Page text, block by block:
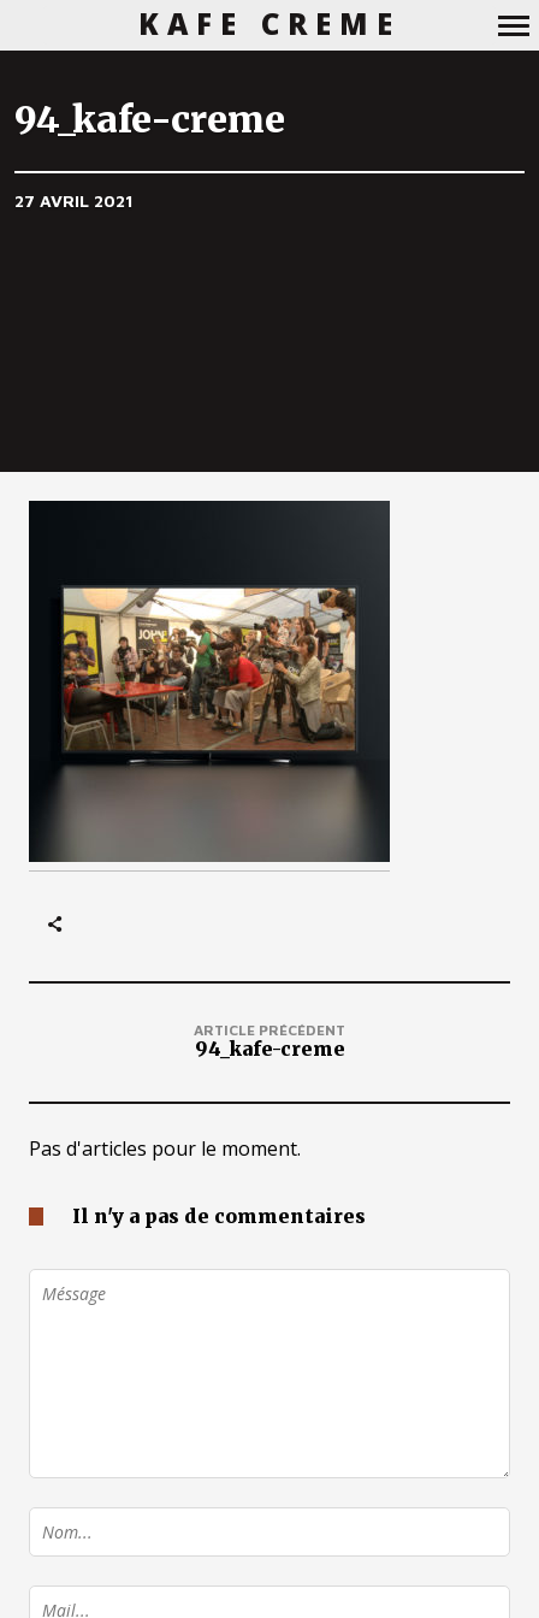
KAFE CREME
94_kafe-creme
27 AVRIL 2021
ARTICLE PRÉCÉDENT
94_kafe-creme
Pas d'articles pour le moment.
Il n'y a pas de commentaires